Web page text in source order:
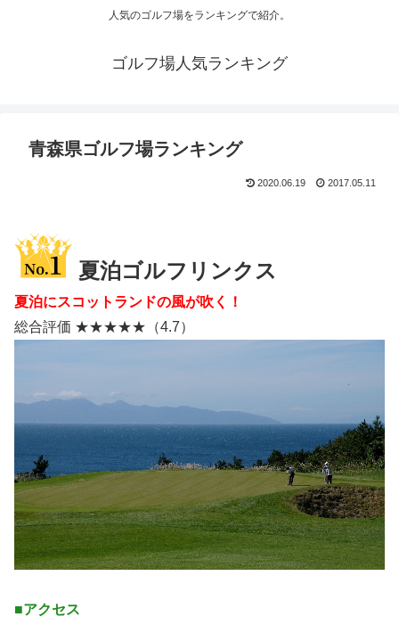
人気のゴルフ場をランキングで紹介。
ゴルフ場人気ランキング
青森県ゴルフ場ランキング
2020.06.19 2017.05.11
夏泊ゴルフリンクス
夏泊にスコットランドの風が吹く！
総合評価 ★★★★★（4.7）
■アクセス